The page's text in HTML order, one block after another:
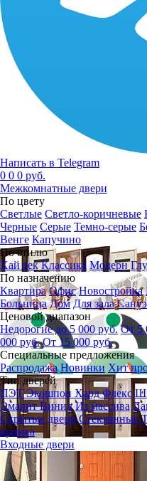
Написать в Telegram
0 0 0 руб.
Межкомнатные двери
По цвету
Светлые Светло-коричневые
Черные Серые Темно-серые
Венге Капучино
По стилю
Хай тек Классика Модерн
По назначению
Квартира Офис Новостройка
Больница Дом Для зала
Ценовой диапазон
Недорогие до 5 000 руб. От 5
000 руб. От 15 000 руб.
Специальные предложения
Распродажа Новинки Хит
Тип дверей
ПЭТЭкошпон Хард Флекс
ЭмалитВинил Из массива
Скрытые двери Стеклянные
кромка
Входные двери